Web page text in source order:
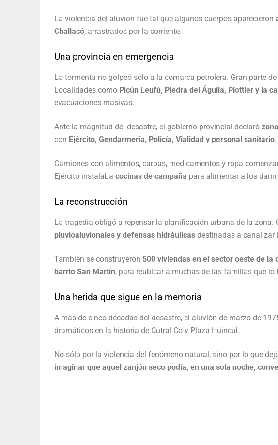
La violencia del aluvión fue tal que algunos cuerpos aparecieron
Challacó, arrastrados por la corriente.
Una provincia en emergencia
La tormenta no golpeó sólo a la comarca petrolera. Gran parte
Localidades como Picún Leufú, Piedra del Águila, Plottier y la
evacuaciones masivas.
Ante la magnitud del desastre, el gobierno provincial declaró
con Ejército, Gendarmería, Policía, Vialidad y personal sanitario.
Camiones con alimentos, carpas, medicamentos y ropa
Ejército instalaba cocinas de campaña para alimentar a los
La reconstrucción
La tragedia obligó a repensar la planificación urbana de la zona.
pluvioaluvionales y defensas hidráulicas destinadas a canalizar
También se construyeron 500 viviendas en el sector oeste de la
barrio San Martín, para reubicar a muchas de las familias que lo
Una herida que sigue en la memoria
A más de cinco décadas del desastre, el aluvión de marzo de
dramáticos en la historia de Cutral Co y Plaza Huincul.
No sólo por la violencia del fenómeno natural, sino por lo que
imaginar que aquel zanjón seco podía, en una sola noche,